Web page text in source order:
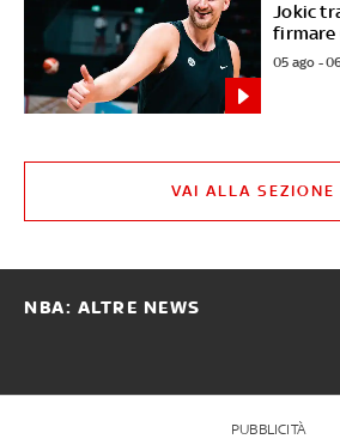
Jokic
firmare
05 ago -
VAI ALLA SEZIONE
NBA: ALTRE NEWS
PUBBLICITÀ